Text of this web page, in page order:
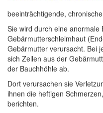
beeinträchtigende,
Sie wird durch eine
Gebärmutterschleimhaut
Gebärmutter verursacht. Bei
sich Zellen aus der
der Bauchhöhle ab.
Dort verursachen sie
ihnen die heftigen
berichten.